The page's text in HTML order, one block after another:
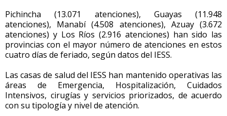
Pichincha (13.071 atenciones), Guayas (11.948
atenciones), Manabí (4.508 atenciones), Azuay (3.672
atenciones) y Los Ríos (2.916 atenciones) han sido las
provincias con el mayor número de atenciones en estos
cuatro días de feriado, según datos del IESS.
Las casas de salud del IESS han mantenido operativas las
áreas de Emergencia, Hospitalización, Cuidados
Intensivos, cirugías y servicios priorizados, de acuerdo
con su tipología y nivel de atención.